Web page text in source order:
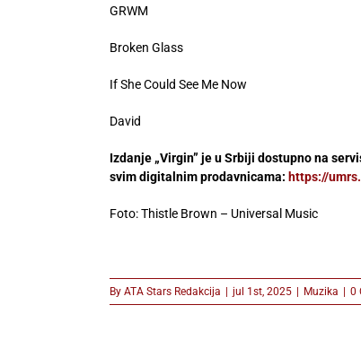
GRWM
Broken Glass
If She Could See Me Now
David
Izdanje „Virgin” je u Srbiji dostupno na
svim digitalnim prodavnicama: https://
Foto: Thistle Brown – Universal Music
By ATA Stars Redakcija | jul 1st, 2025 | Muzika | 0